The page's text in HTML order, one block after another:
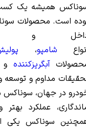
همیشه یک کسب
است. محصولات
و
شامپو،
آبگریزکننده و
مداوم و توسعه
در جهان، سوناکس
عملکرد
سوناکس یکی